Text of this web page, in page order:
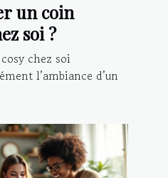
un coin
soi ?
chez soi
l’ambiance d’un